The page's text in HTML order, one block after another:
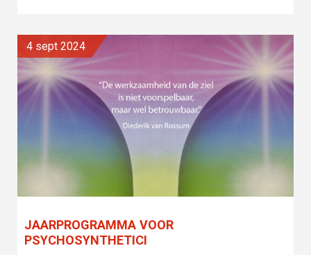
4 sept 2024
JAARPROGRAMMA VOOR
PSYCHOSYNTHETICI